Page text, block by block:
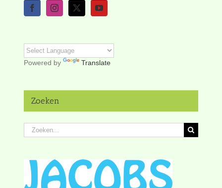
Powered by Translate
Zoeken
Zoeken
naar: